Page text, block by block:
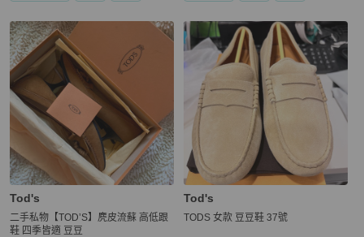
Tod's
二手私物【TOD’S】麂皮流蘇 高低跟
鞋 四季皆適 豆豆
Tod's
TODS 女款 豆豆鞋 37號